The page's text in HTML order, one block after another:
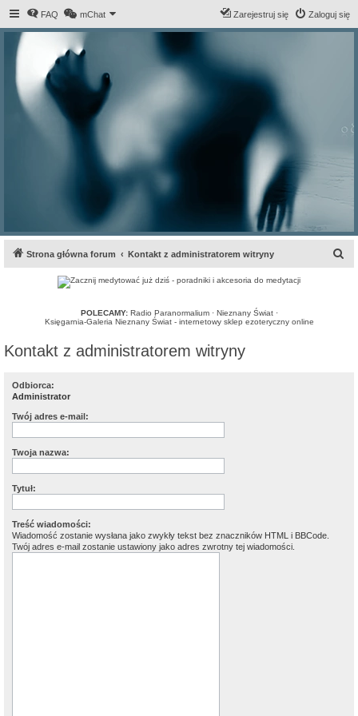
FAQ mChat Zaloguj się
Zarejestruj się
Strona główna forum Kontakt z administratorem witryny
POLECAMY: Radio Paranormalium· Nieznany Świat·
Księgarnia-Galeria Nieznany Świat - internetowy sklep ezoteryczny online
Kontakt z administratorem witryny
Odbiorca:
Administrator
Twój adres e-mail:
Twoja nazwa:
Tytuł:
Treść wiadomości:
Wiadomość zostanie wysłana jako zwykły tekst bez znaczników HTML i BBCode.
Twój adres e-mail zostanie ustawiony jako adres zwrotny tej wiadomości.